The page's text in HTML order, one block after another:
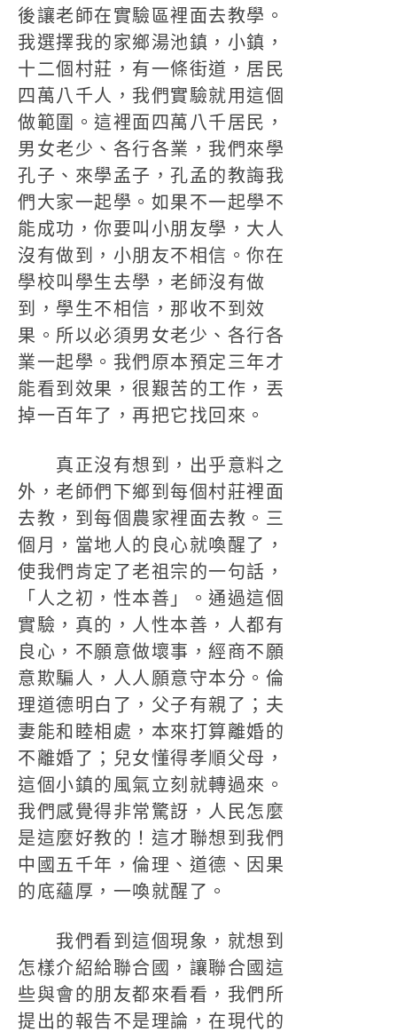
後讓老師在實驗區裡面去教學。
我選擇我的家鄉湯池鎮，小鎮，
十二個村莊，有一條街道，居民
四萬八千人，我們實驗就用這個
做範圍。這裡面四萬八千居民，
男女老少、各行各業，我們來學
孔子、來學孟子，孔孟的教誨我
們大家一起學。如果不一起學不
能成功，你要叫小朋友學，大人
沒有做到，小朋友不相信。你在
學校叫學生去學，老師沒有做
到，學生不相信，那收不到效
果。所以必須男女老少、各行各
業一起學。我們原本預定三年才
能看到效果，很艱苦的工作，丟
掉一百年了，再把它找回來。
真正沒有想到，出乎意料之
外，老師們下鄉到每個村莊裡面
去教，到每個農家裡面去教。三
個月，當地人的良心就喚醒了，
使我們肯定了老祖宗的一句話，
「人之初，性本善」。通過這個
實驗，真的，人性本善，人都有
良心，不願意做壞事，經商不願
意欺騙人，人人願意守本分。倫
理道德明白了，父子有親了；夫
妻能和睦相處，本來打算離婚的
不離婚了；兒女懂得孝順父母，
這個小鎮的風氣立刻就轉過來。
我們感覺得非常驚訝，人民怎麼
是這麼好教的！這才聯想到我們
中國五千年，倫理、道德、因果
的底蘊厚，一喚就醒了。
我們看到這個現象，就想到
怎樣介紹給聯合國，讓聯合國這
些與會的朋友都來看看，我們所
提出的報告不是理論，在現代的